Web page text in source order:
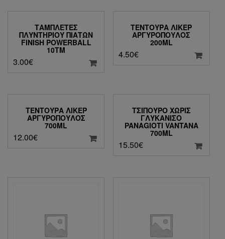
ΤΑΜΠΛΈΤΕΣ
ΠΛΥΝΤΗΡΊΟΥ ΠΙΆΤΩΝ
FINISH POWERBALL
10ΤΜ
3.00€
ΤΕΝΤΟΎΡΑ ΛΙΚΈΡ
ΑΡΓΥΡΌΠΟΥΛΟΣ
200ML
4.50€
ΤΕΝΤΟΎΡΑ ΛΙΚΈΡ
ΑΡΓΥΡΌΠΟΥΛΟΣ
700ML
12.00€
ΤΣΊΠΟΥΡΟ ΧΩΡΊΣ
ΓΛΥΚΆΝΙΣΟ
PANAGIOTI VANTANA
700ML
15.50€